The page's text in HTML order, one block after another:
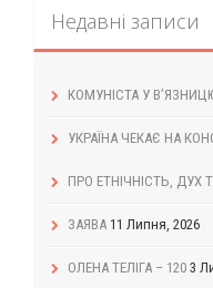
Недавні записи
КОМУНІСТА У
УКРАЇНА ЧЕКАЄ НА
ПРО ЕТНІЧНІСТЬ, ДУХ
ЗАЯВА 11 Липня, 2026
ОЛЕНА ТЕЛІГА – 120 3